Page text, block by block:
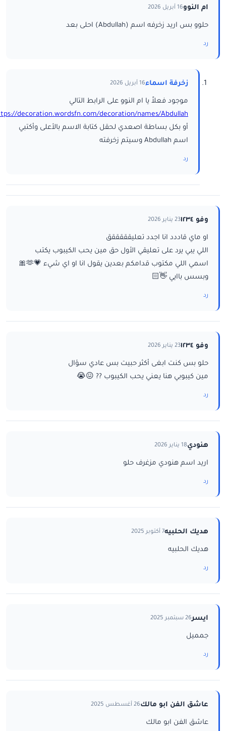
ام النوو16 أبريل 2026
حلوو بس اريد زخرفه اسم (Abdullah) احلى بعد
رد
زخرفة اسماء16 أبريل 2026
موجود فعلاً يا ام النوو على الرابط التالي
decoration.wordsfn.com/decoration/names/Abdullah/
أو بكل بساطة اصعدي لحقل كتابة الاسم بالأعلى وأكتبي
اسم Abdullah وسيتم زخرفته
رد
وفو ١٢٣٤ 23 يناير 2026
او ماي قاددد انا اجدد تعليقققققق
اللي يبي يرد على تعليقي الأول حق مين يحب الكيبوب يكتب
اسمي اللي مكتوب قدامكم بعدين يقول انا او اي شيء 💗🫶🎀
وبسس باايي 👋🏻
رد
وفو ١٢٣٤ 23 يناير 2026
حلو بس كنت ابغى أكثر حبيت بس عادي سؤال
مين كيبوبي هنا يعني يحب الكيبوب ?? 😖😭
رد
هنودي18 يناير 2026
اريد اسم هنودي مزغرف حلو
رد
هديك الحلبيه7 أكتوبر 2025
هديك الحلبيه
رد
ايسر26 سبتمبر 2025
جمميل
رد
عاشق الفن ابو مالك26 أغسطس 2025
عاشق الفن ابو مالك